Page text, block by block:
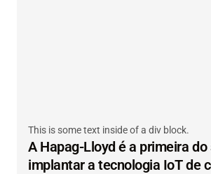
This is some text inside of a div block.
A Hapag-Lloyd é a primeira do
implantar a tecnologia IoT de